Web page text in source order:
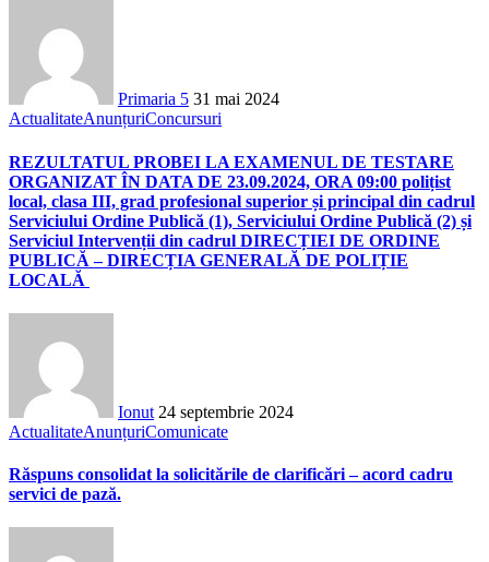
Primaria 5 31 mai 2024
ActualitateAnunțuriConcursuri
REZULTATUL PROBEI LA EXAMENUL DE TESTARE
ORGANIZAT ÎN DATA DE 23.09.2024, ORA 09:00 polițist
local, clasa III, grad profesional superior și principal din cadrul
Serviciului Ordine Publică (1), Serviciului Ordine Publică (2) și
Serviciul Intervenții din cadrul DIRECȚIEI DE ORDINE
PUBLICĂ – DIRECȚIA GENERALĂ DE POLIȚIE
LOCALĂ
Ionut 24 septembrie 2024
ActualitateAnunțuriComunicate
Răspuns consolidat la solicitările de clarificări – acord cadru
servici de pază.